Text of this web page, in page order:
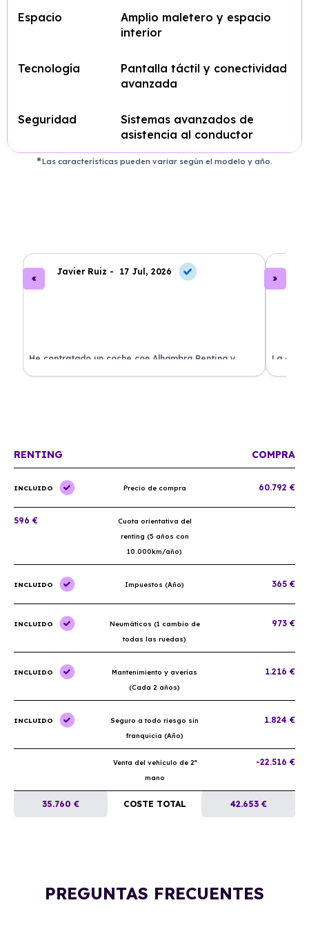
Espacio
Amplio maletero y espacio
interior
Tecnología
Pantalla táctil y conectividad
avanzada
Seguridad
Sistemas avanzados de
asistencia al conductor
Las características pueden variar según el modelo y año.
Javier Ruiz - 17 Jul, 2026
He contratado un coche con Alhambra Renting y
estoy impresionado. Todo ha sido transparente y sin
La
RENTING COMPRA
INCLUIDO Precio de compra 60.792 €
596 €
Cuota orientativa del
renting (5 años con
10.000km/año)
INCLUIDO Impuestos (Año) 365 €
INCLUIDO
Neumáticos (1 cambio de
todas las ruedas)
973 €
INCLUIDO
Mantenimiento y averías
(Cada 2 años)
1.216 €
INCLUIDO
Seguro a todo riesgo sin
franquicia (Año)
1.824 €
Venta del vehículo de 2ª
mano
-22.516 €
35.760 € COSTE TOTAL 42.653 €
PREGUNTAS FRECUENTES